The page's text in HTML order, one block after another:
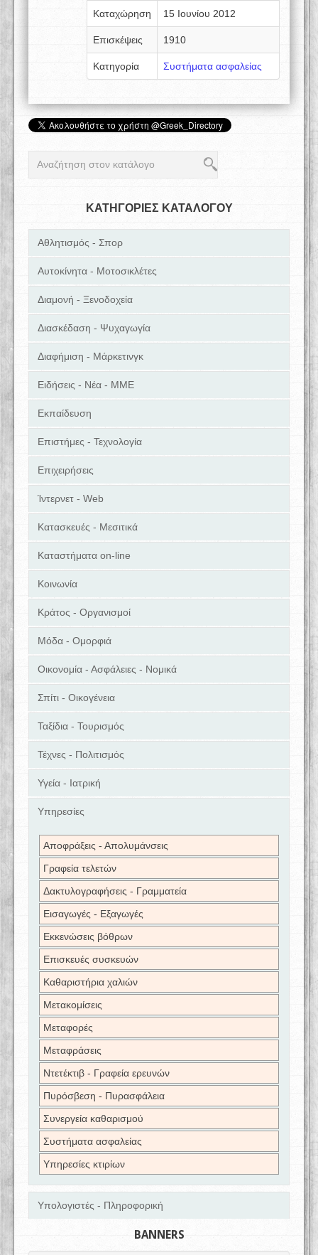
Καταχώρηση 15 Ιουνίου 2012
Επισκέψεις 1910
Κατηγορία Συστήματα ασφαλείας
ΚΑΤΗΓΟΡΙΕΣ ΚΑΤΑΛΟΓΟΥ
Αθλητισμός - Σπορ
Αυτοκίνητα - Μοτοσικλέτες
Διαμονή - Ξενοδοχεία
Διασκέδαση - Ψυχαγωγία
Διαφήμιση - Μάρκετινγκ
Ειδήσεις - Νέα - ΜΜΕ
Εκπαίδευση
Επιστήμες - Τεχνολογία
Επιχειρήσεις
Ίντερνετ - Web
Κατασκευές - Μεσιτικά
Καταστήματα on-line
Κοινωνία
Κράτος - Οργανισμοί
Μόδα - Ομορφιά
Οικονομία - Ασφάλειες - Νομικά
Σπίτι - Οικογένεια
Ταξίδια - Τουρισμός
Τέχνες - Πολιτισμός
Υγεία - Ιατρική
Υπηρεσίες
Αποφράξεις - Απολυμάνσεις
Γραφεία τελετών
Δακτυλογραφήσεις - Γραμματεία
Εισαγωγές - Εξαγωγές
Εκκενώσεις βόθρων
Επισκευές συσκευών
Καθαριστήρια χαλιών
Μετακομίσεις
Μεταφορές
Μεταφράσεις
Ντετέκτιβ - Γραφεία ερευνών
Πυρόσβεση - Πυρασφάλεια
Συνεργεία καθαρισμού
Συστήματα ασφαλείας
Υπηρεσίες κτιρίων
Υπολογιστές - Πληροφορική
BANNERS